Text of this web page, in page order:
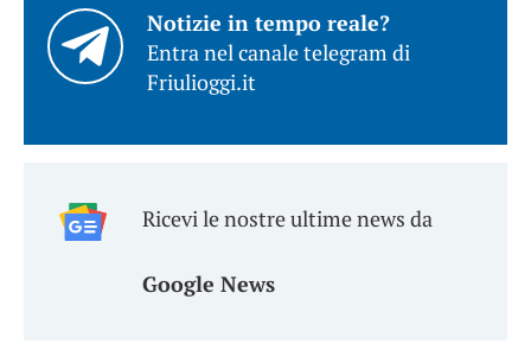
Notizie in tempo reale?
Entra nel canale telegram di
Friulioggi.it
Ricevi le nostre ultime news da
Google News